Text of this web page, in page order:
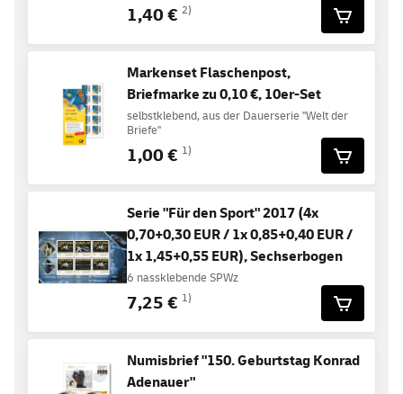
1,40 € 2)
Markenset Flaschenpost,
Briefmarke zu 0,10 €, 10er-Set
selbstklebend, aus der Dauerserie "Welt der
Briefe"
1,00 € 1)
Serie "Für den Sport" 2017 (4x
0,70+0,30 EUR / 1x 0,85+0,40 EUR /
1x 1,45+0,55 EUR), Sechserbogen
6 nassklebende SPWz
7,25 € 1)
Numisbrief "150. Geburtstag Konrad
Adenauer"